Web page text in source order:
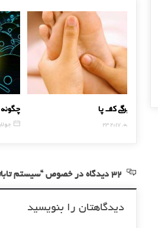
رفع تیرگی کف پا
23 ژانویه, 2017
دیدگاهتان را بنویسید